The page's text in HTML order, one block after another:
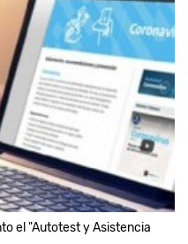
el "Autotest y Asistencia